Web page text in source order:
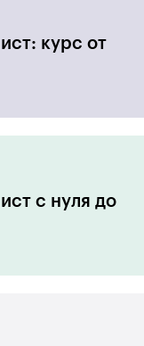
курс от
c нуля до